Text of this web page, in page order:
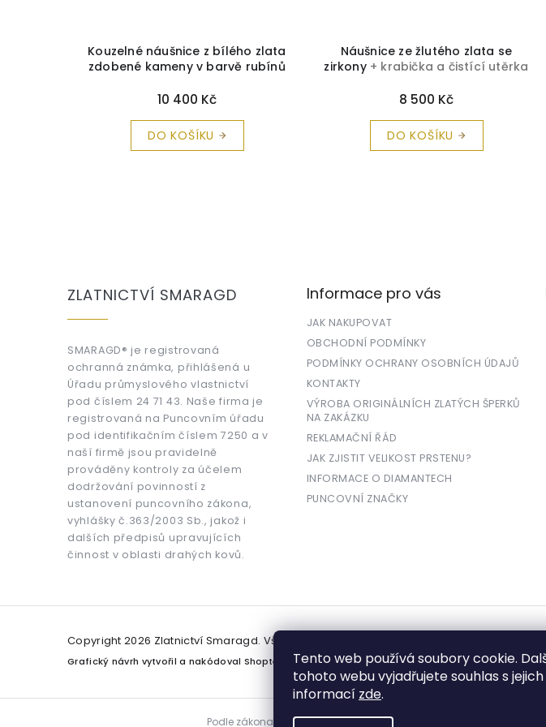
Tento web používá soubory cookie.
tohoto webu vyjadřujete souhlas s
informací zde.
Kouzelné náušnice z bílého zlata
zdobené kameny v barvě rubínů
zdarma
10 400 Kč
DO KOŠÍKU
Náušnice ze žlutého zlata se
zirkony + krabička a čistící utěrka
8 500 Kč
DO KOŠÍKU
ZLATNICTVÍ SMARAGD
SMARAGD® je registrovaná
ochranná známka, přihlášená u
Úřadu průmyslového vlastnictví
pod číslem 24 71 43. Naše firma je
registrovaná na Puncovním úřadu
pod identifikačním číslem 7250 a v
naší firmě jsou pravidelně
prováděny kontroly za účelem
dodržování povinností z
ustanovení puncovního zákona,
vyhlášky č.363/2003 Sb., jakož i
dalších předpisů upravujících
činnost v oblasti drahých kovů.
Informace pro vás
JAK NAKUPOVAT
OBCHODNÍ PODMÍNKY
PODMÍNKY OCHRANY OSOBNÍCH ÚDAJŮ
KONTAKTY
VÝROBA ORIGINÁLNÍCH ZLATÝCH ŠPERKŮ
NA ZAKÁZKU
REKLAMAČNÍ ŘÁD
JAK ZJISTIT VELIKOST PRSTENU?
INFORMACE O DIAMANTECH
PUNCOVNÍ ZNAČKY
Copyright 2026 Zlatnictví Smaragd. Všechna práva vyhrazena.
Grafický návrh vytvořil a nakódoval Shoptetak.cz
Podle zákona o evidenci tržeb je prodávající povinen vystavit